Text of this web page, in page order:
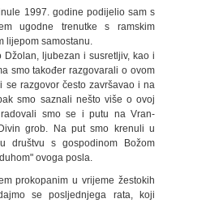
1997. godine podijelio sam s
ugodne trenutke s ramskim
lijepom samostanu.
Džolan, ljubezan i susretljiv, kao i
smo također razgovarali o ovom
se razgovor često završavao i na
smo saznali nešto više o ovoj
radovali smo se i putu na Vran-
grob. Na put smo krenuli u
društvu s gospodinom Božom
ovoga posla.
prokopanim u vrijeme žestokih
se posljednjega rata, koji